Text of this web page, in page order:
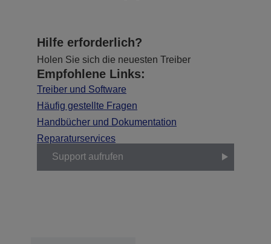
Hilfe erforderlich?
Holen Sie sich die neuesten Treiber
Empfohlene Links:
Treiber und Software
Häufig gestellte Fragen
Handbücher und Dokumentation
Reparaturservices
Support aufrufen